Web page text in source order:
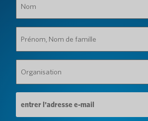
(Obligatoire)
Nom
de
famille
(Obligatoire)
(Obligatoire)
e-
mail